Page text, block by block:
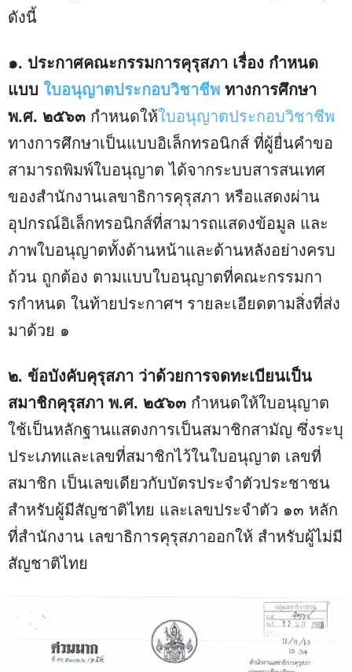
ดังนี้
๑. ประกาศคณะกรรมการคุรุสภา เรื่อง กําหนด
แบบ ใบอนุญาตประกอบวิชาชีพ ทางการศึกษา
พ.ศ. ๒๕๖๓ กําหนดให้ใบอนุญาตประกอบวิชาชีพ
ทางการศึกษาเป็นแบบอิเล็กทรอนิกส์ ที่ผู้ยื่นคําขอ
สามารถพิมพ์ใบอนุญาต ได้จากระบบสารสนเทศ
ของสํานักงานเลขาธิการคุรุสภา หรือแสดงผ่าน
อุปกรณ์อิเล็กทรอนิกส์ที่สามารถแสดงข้อมูล และ
ภาพใบอนุญาตทั้งด้านหน้าและด้านหลังอย่างครบ
ถ้วน ถูกต้อง ตามแบบใบอนุญาตที่คณะกรรมกา
รกําหนด ในท้ายประกาศฯ รายละเอียดตามสิ่งที่ส่ง
มาด้วย ๑
๒. ข้อบังคับคุรุสภา ว่าด้วยการจดทะเบียนเป็น
สมาชิกคุรุสภา พ.ศ. ๒๕๖๓ กําหนดให้ใบอนุญาต
ใช้เป็นหลักฐานแสดงการเป็นสมาชิกสามัญ ซึ่งระบุ
ประเภทและเลขที่สมาชิกไว้ในใบอนุญาต เลขที่
สมาชิก เป็นเลขเดียวกับบัตรประจําตัวประชาชน
สําหรับผู้มีสัญชาติไทย และเลขประจําตัว ๑๓ หลัก
ที่สํานักงาน เลขาธิการคุรุสภาออกให้ สําหรับผู้ไม่มี
สัญชาติไทย